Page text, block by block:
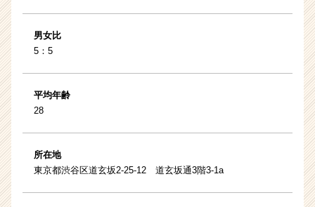
男女比
5：5
平均年齢
28
所在地
東京都渋谷区道玄坂2-25-12 道玄坂通3階3-1a